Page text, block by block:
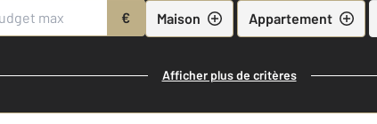
€ Maison Appartement
Afficher plus de critères